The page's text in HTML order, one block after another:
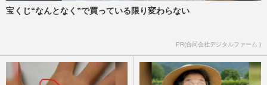
宝くじ“なんとなく”で買っている限り変わらない
PR(合同会社デジタルファーム )